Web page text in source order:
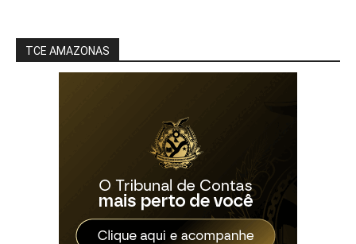
TCE AMAZONAS